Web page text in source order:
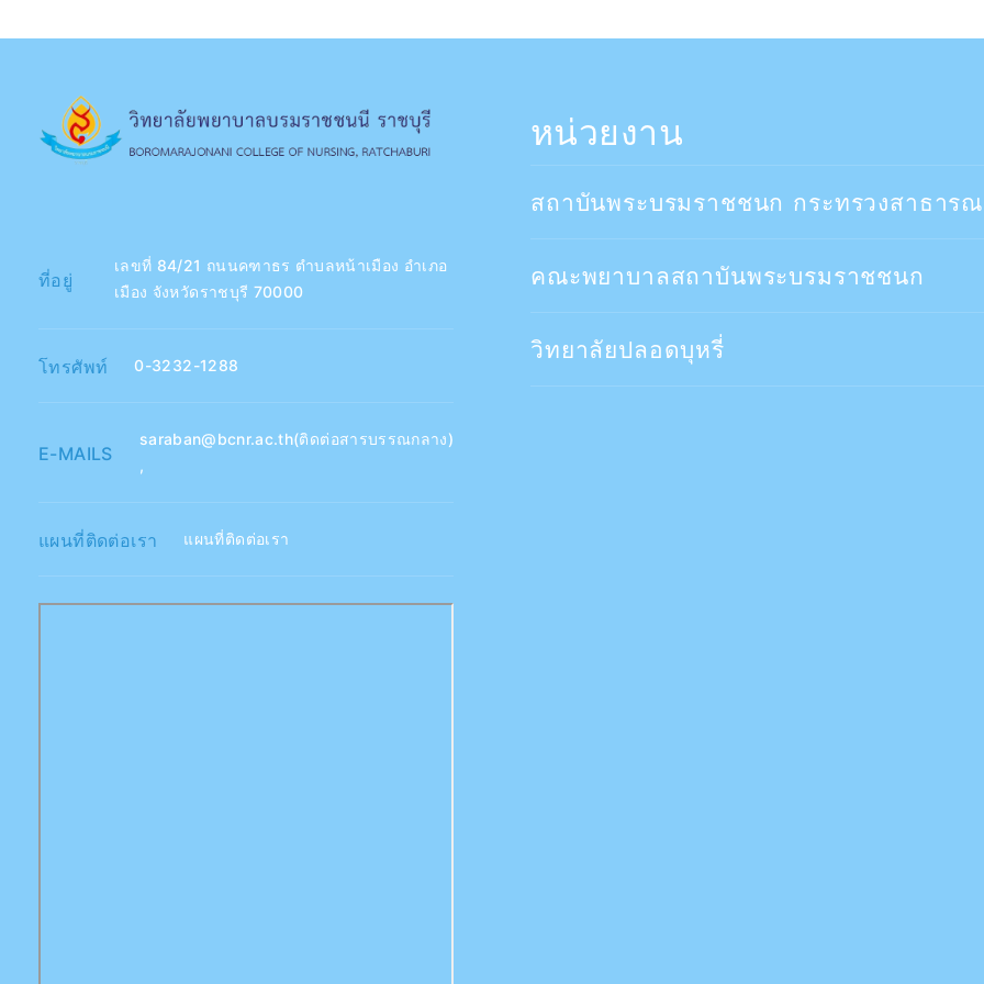
ที่อยู่
เลขที่ 84/21 ถนนคฑาธร ตำบลหน้าเมือง อำเภอ
เมือง จังหวัดราชบุรี 70000
โทรศัพท์ 0-3232-1288
E-MAILS
saraban@bcnr.ac.th(ติดต่อสารบรรณกลาง)
,
แผนที่ติดต่อเรา แผนที่ติดต่อเรา
หน่วยงาน
สถาบันพระบรมราชชนก กระทรวงสาธาร
คณะพยาบาลสถาบันพระบรมราชชนก
วิทยาลัยปลอดบุหรี่